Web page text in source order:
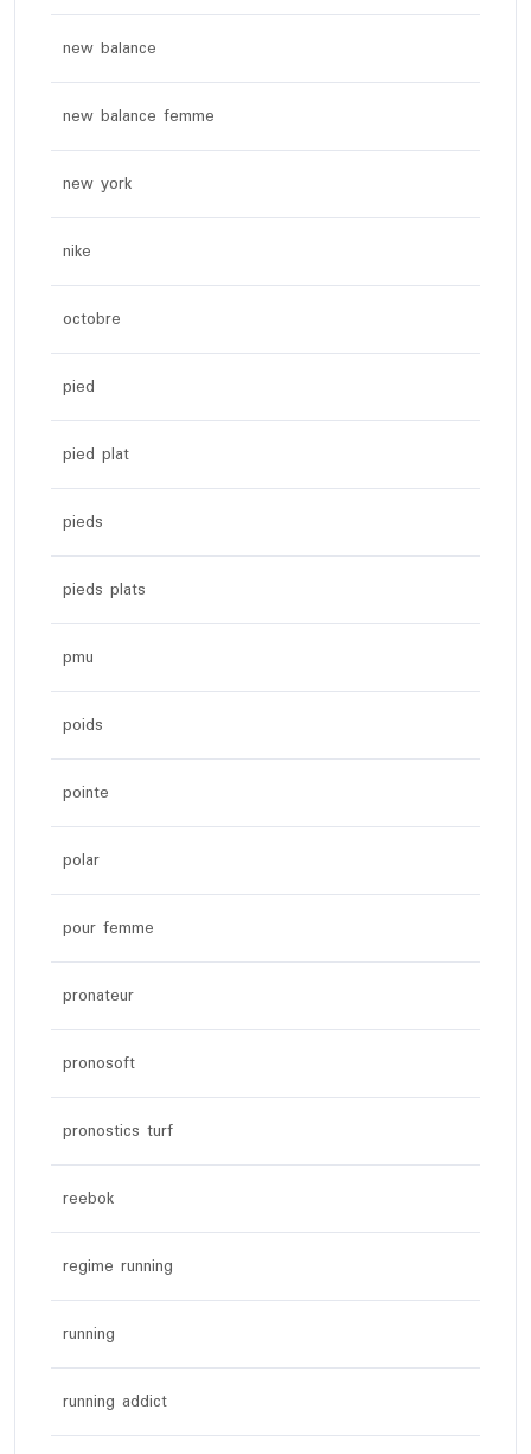
new balance
new balance femme
new york
nike
octobre
pied
pied plat
pieds
pieds plats
pmu
poids
pointe
polar
pour femme
pronateur
pronosoft
pronostics turf
reebok
regime running
running
running addict